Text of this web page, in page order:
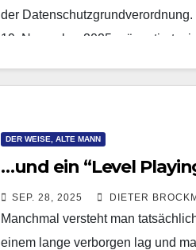
der
19. November 2025 präsentierte,
DER WEISE, ALTE MANN
…und ein “Level
SEP. 28, 2025 DIETER
Manchmal versteht man
einem lange verborgen lag und